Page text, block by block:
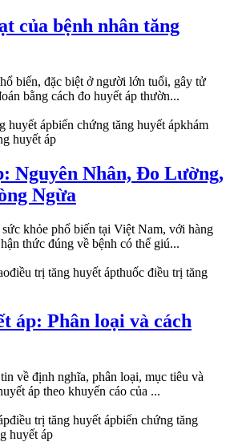
của bệnh nhân tăng
biến, đặc biệt ở người lớn tuổi, gây tử
bằng cách đo huyết áp thườn...
huyết ápbiến chứng tăng huyết ápkhám
huyết áp
Nguyên Nhân, Đo Lường,
Ngừa
khỏe phổ biến tại Việt Nam, với hàng
thức đúng về bệnh có thể giú...
điều trị tăng huyết ápthuốc điều trị tăng
áp: Phân loại và cách
về định nghĩa, phân loại, mục tiêu và
áp theo khuyến cáo của ...
điều trị tăng huyết ápbiến chứng tăng
huyết áp